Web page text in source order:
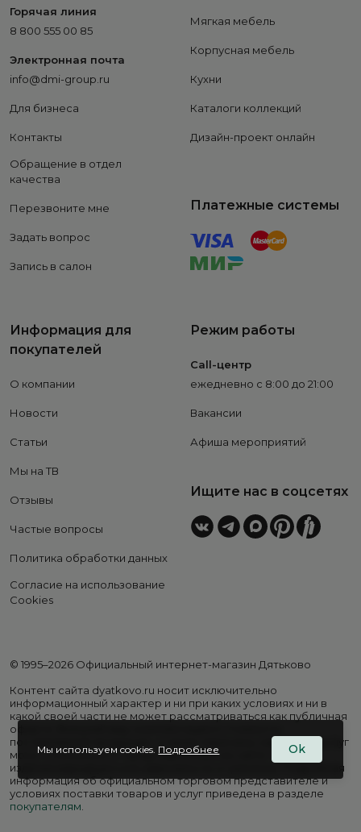
Горячая линия
8 800 555 00 85
Электронная почта
info@dmi-group.ru
Для бизнеса
Контакты
Обращение в отдел
качества
Перезвоните мне
Задать вопрос
Запись в салон
Мягкая мебель
Корпусная мебель
Кухни
Каталоги коллекций
Дизайн-проект онлайн
Платежные системы
Информация для
покупателей
О компании
Новости
Статьи
Мы на ТВ
Отзывы
Частые вопросы
Политика обработки данных
Согласие на использование
Cookies
Режим работы
Call-центр
ежедневно с 8:00 до 21:00
Вакансии
Афиша мероприятий
Ищите нас в соцсетях
© 1995–2026 Официальный интернет-магазин Дятьково
Контент сайта dyatkovo.ru носит исключительно
информационный характер и ни при каких условиях и ни в
какой своей части не может рассматриваться как публичная
оферта. Внешний вид, комплектация и стоимость
поставляемой продукции, а также перечень сервисных услуг
могут отличаться от представленных на сайте. Цены на
изделия варьируются в зависимости от региона. Подробная
информация об официальном торговом представителе и
условиях поставки товаров и услуг приведена в разделе
покупателям.
Мы используем cookies. Подробнее Ok